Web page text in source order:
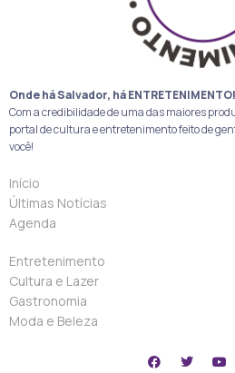
Onde há Salvador, há ENTRETENIMENTO!
Com a credibilidade de uma das maiores
portal de cultura e entretenimento feito de
você!
Início
Últimas Notícias
Agenda
Entretenimento
Cultura e Lazer
Gastronomia
Moda e Beleza